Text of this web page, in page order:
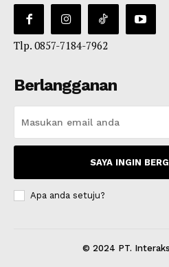
Tlp. 0857-7184-7962
Berlangganan
SAYA INGIN
Apa anda setuju?
© 2024 PT.